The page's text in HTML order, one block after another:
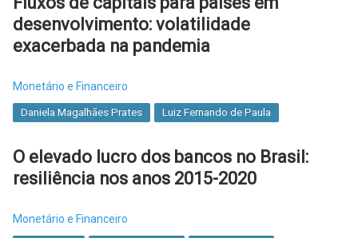
desenvolvimento: volatilidade
exacerbada na pandemia
Monetário e Financeiro
Daniela Magalhães Prates Luiz Fernando de Paula
O elevado lucro dos bancos no Brasil:
resiliência nos anos 2015-2020
Monetário e Financeiro